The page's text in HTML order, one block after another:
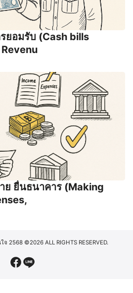
ยอมรับ (Cash bills
ย ยื่นธนาคาร (Making
จ 2568 ©2026 ALL RIGHTS RESERVED.